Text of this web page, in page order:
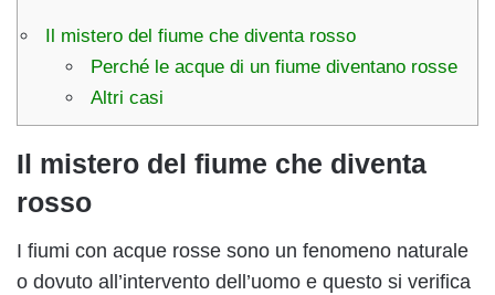
Il mistero del fiume che diventa rosso
Perché le acque di un fiume diventano rosse
Altri casi
Il mistero del fiume che diventa
rosso
I fiumi con acque rosse sono un fenomeno naturale
o dovuto all’intervento dell’uomo e questo si verifica